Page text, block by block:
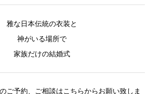
雅な日本伝統の衣装と
神がいる場所で
家族だけの結婚式
ご予約、ご相談はこちらからお願い致しま